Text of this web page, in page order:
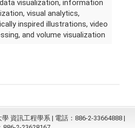
visualization, information
visual analytics,
inspired illustrations, video
and volume visualization
資訊工程學系 | 電話：886-2-33664888 |